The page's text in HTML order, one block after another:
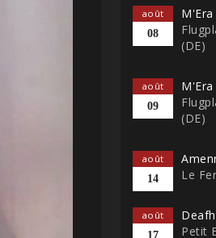
août
08
(DE)
août
09
(DE)
août
14
Le
août
17
Petit